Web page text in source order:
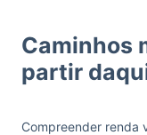
Caminhos
partir
Compreender renda